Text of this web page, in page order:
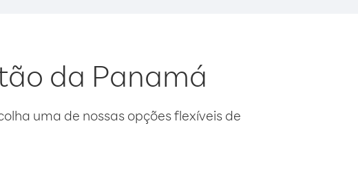
da Panamá
uma de nossas opções flexíveis de